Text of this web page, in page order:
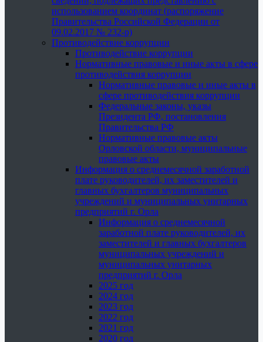
использованием координат (распоряжение
Правительства Российской Федерации от
09.02.2017 № 232-р)
Противодействие коррупции
Противодействие коррупции
Нормативные правовые и иные акты в сфере
противодействия коррупции
Нормативные правовые и иные акты в
сфере противодействия коррупции
Федеральные законы, указы
Президента РФ, постановления
Правительства РФ
Нормативные правовые акты
Орловской области, муниципальные
правовые акты
Информация о среднемесячной заработной
плате руководителей, их заместителей и
главных бухгалтеров муниципальных
учреждений и муниципальных унитарных
предприятий г. Орла
Информация о среднемесячной
заработной плате руководителей, их
заместителей и главных бухгалтеров
муниципальных учреждений и
муниципальных унитарных
предприятий г. Орла
2025 год
2024 год
2023 год
2022 год
2021 год
2020 год